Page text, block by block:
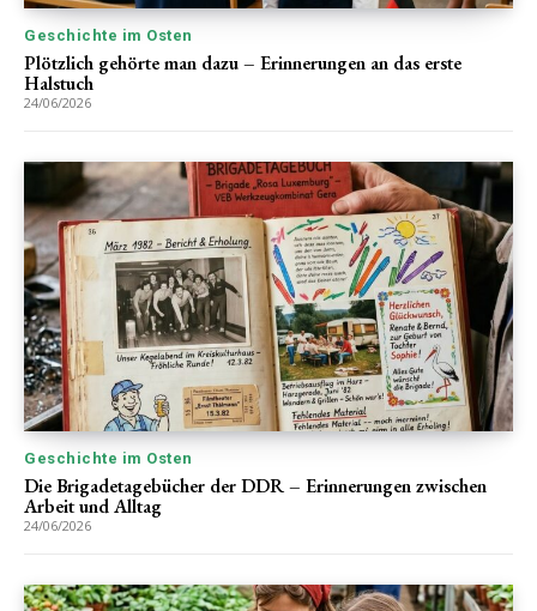
Geschichte im Osten
Plötzlich gehörte man dazu – Erinnerungen an das erste
Halstuch
24/06/2026
Geschichte im Osten
Die Brigadetagebücher der DDR – Erinnerungen zwischen
Arbeit und Alltag
24/06/2026